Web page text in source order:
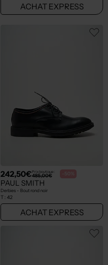
ACHAT EXPRESS
242,50€Prix boutique :
485,00€ -50%
PAUL SMITH
Derbies - Bout rond noir
T : 42
ACHAT EXPRESS